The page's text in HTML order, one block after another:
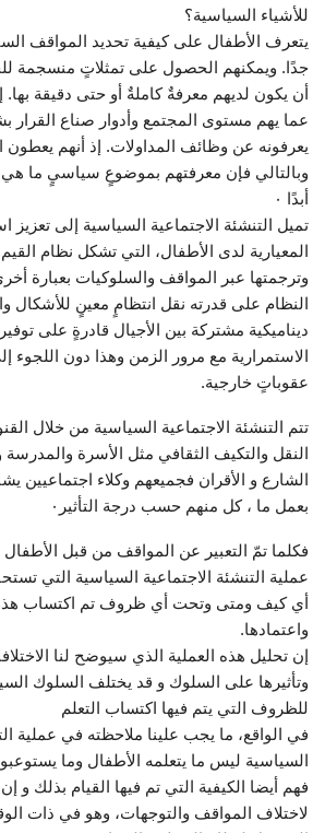
للأشياء السياسية؟
يتعرف الأطفال على كيفية تحديد المواقف
جدًا. ويمكنهم الحصول على تمثلاتٍ منسجمة
أن يكون لديهم معرفةٌ كاملةٌ أو حتى دقيقة
عما يهم مستوى المجتمع وأدوار صناع
يعرفونه عن وظائف المداولات. إذ أنهم يعطون
وبالتالي فإن معرفتهم بموضوعٍ سياسيٍ ما
أبدًا ٠
تميل التنشئة الاجتماعية السياسية إلى تعزيز
المعيارية لدى الأطفال، التي تشكل نظام القيم
وترجمتها عبر المواقف والسلوكيات بعبارة
النظام على قدرته نقل انتظامٍ معينٍ للأشكال
ديناميكية مشتركة بين الأجيال قادرةٍ على
الاستمرارية مع مرور الزمن وهذا دون اللجوء
عقوباتٍ خارجية.
تتم التنشئة الاجتماعية السياسية من خلال
النقل والتكيف الثقافي مثل الأسرة والمدرسة
الشارع و الأقران فجميعهم وكلاء اجتماعيين
بعمل ما ، كل منهم حسب درجة التأثير٠
فكلما تمّ التعبير عن المواقف من قبل
عملية التنشئة الاجتماعية السياسية التي
أي كيف ومتى وتحت أي ظروف تم اكتساب
واعتمادها.
إن تحليل هذه العملية الذي سيوضح لنا
وتأثيرها على السلوك و قد يختلف السلوك
للظروف التي يتم فيها اكتساب التعلم
في الواقع، ما يجب علينا ملاحظته في عملية
السياسية ليس ما يتعلمه الأطفال وما
فهم أيضا الكيفية التي تم فيها القيام بذلك و
لاختلاف المواقف والتوجهات، وهو في ذات